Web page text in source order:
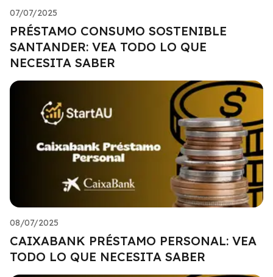
07/07/2025
PRÉSTAMO CONSUMO SOSTENIBLE
SANTANDER: VEA TODO LO QUE
NECESITA SABER
08/07/2025
CAIXABANK PRÉSTAMO PERSONAL: VEA
TODO LO QUE NECESITA SABER